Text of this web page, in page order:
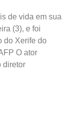
de vida em sua
(3), e foi
do Xerife do
O ator
diretor